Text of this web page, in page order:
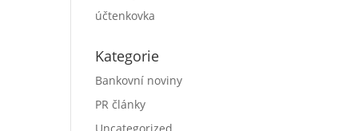
účtenkovka
Kategorie
Bankovní noviny
PR články